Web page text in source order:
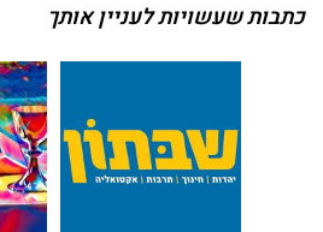
כתבות שעשויות לעניין אותך